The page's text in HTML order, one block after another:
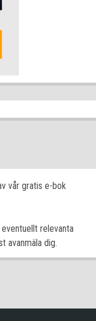
vår gratis e-bok
relevanta
avanmäla dig.